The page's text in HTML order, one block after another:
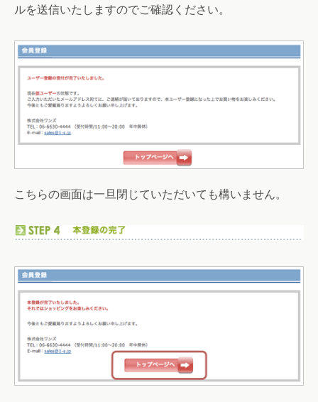
ルを送信いたしますのでご確認ください。
こちらの画面は一旦閉じていただいても構いません。